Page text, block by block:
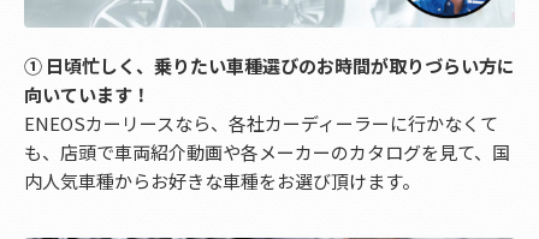
➀ 日頃忙しく、乗りたい車種選びのお時間が取りづらい方に
向いています！
ENEOSカーリースなら、各社カーディーラーに行かなくて
も、店頭で車両紹介動画や各メーカーのカタログを見て、国
内人気車種からお好きな車種をお選び頂けます。